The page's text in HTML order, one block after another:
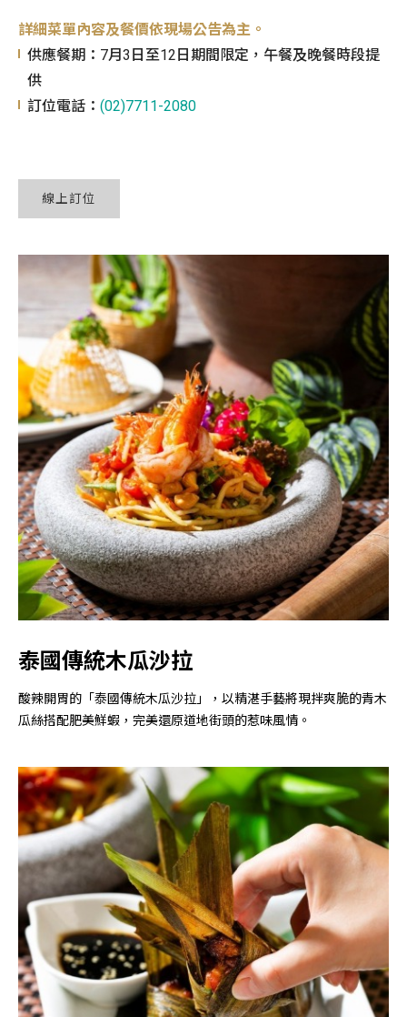
詳細菜單內容及餐價依現場公告為主。
供應餐期：7月3日至12日期間限定，午餐及晚餐時段提
供
訂位電話： (02)7711-2080
線上訂位
泰國傳統木瓜沙拉
酸辣開胃的「泰國傳統木瓜沙拉」，以精湛手藝將現拌爽脆的青木
瓜絲搭配肥美鮮蝦，完美還原道地街頭的惹味風情。